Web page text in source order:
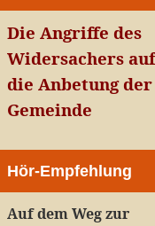
Die Angriffe des
Widersachers
die Anbetung der
Gemeinde
Hör-Empfehlung
Auf dem Weg zur